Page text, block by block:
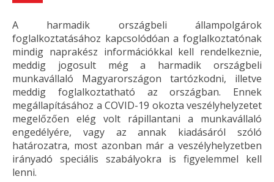
A harmadik országbeli állampolgárok
foglalkoztatásához kapcsolódóan a foglalkoztatónak
mindig naprakész információkkal kell rendelkeznie,
meddig jogosult még a harmadik országbeli
munkavállaló Magyarországon tartózkodni, illetve
meddig foglalkoztatható az országban. Ennek
megállapításához a COVID-19 okozta veszélyhelyzetet
megelőzően elég volt rápillantani a munkavállaló
engedélyére, vagy az annak kiadásáról szóló
határozatra, most azonban már a veszélyhelyzetben
irányadó speciális szabályokra is figyelemmel kell
lenni.